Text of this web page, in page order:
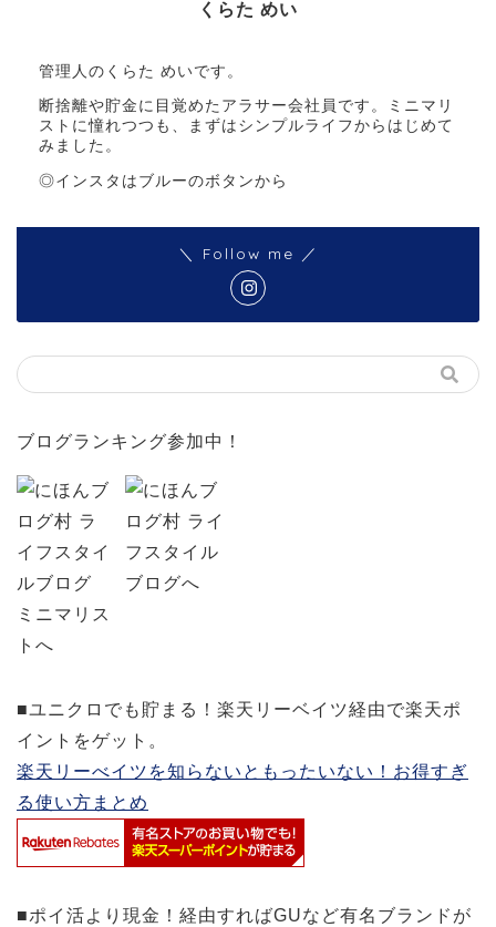
くらた めい
管理人のくらた めいです。
断捨離や貯金に目覚めたアラサー会社員です。ミニマリ
ストに憧れつつも、まずはシンプルライフからはじめて
みました。
◎インスタはブルーのボタンから
＼ Follow me ／
ブログランキング参加中！
■ユニクロでも貯まる！楽天リーベイツ経由で楽天ポ
イントをゲット。
楽天リーべイツを知らないともったいない！お得すぎ
る使い方まとめ
■ポイ活より現金！経由すればGUなど有名ブランドが